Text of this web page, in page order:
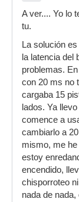
A ver.... Yo lo
tu.
La solución
la latencia del
problemas.
con 20 ms no
cargaba 15
lados. Ya
comence a
cambiarlo a
mismo, me he
estoy
encendido,
chisporroteo
nada de